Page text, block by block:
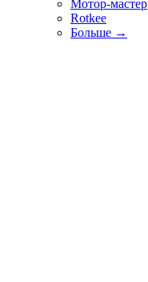
Мотор-мастер
Rotkee
Больше →